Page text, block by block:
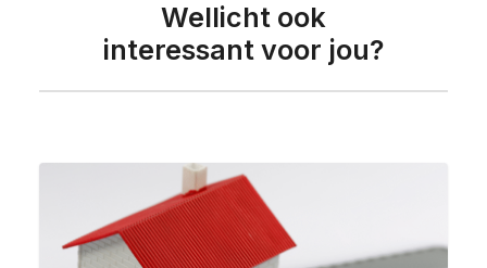
Wellicht ook
interessant voor jou?